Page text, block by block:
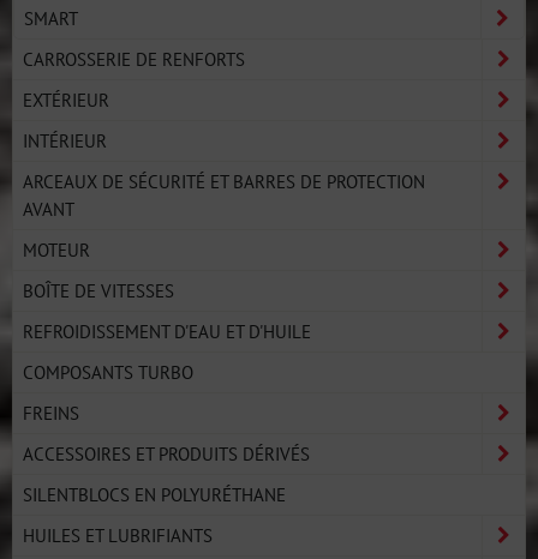
SMART
CARROSSERIE DE RENFORTS
EXTÉRIEUR
INTÉRIEUR
ARCEAUX DE SÉCURITÉ ET BARRES DE PROTECTION
AVANT
MOTEUR
BOÎTE DE VITESSES
REFROIDISSEMENT D'EAU ET D'HUILE
COMPOSANTS TURBO
FREINS
ACCESSOIRES ET PRODUITS DÉRIVÉS
SILENTBLOCS EN POLYURÉTHANE
HUILES ET LUBRIFIANTS